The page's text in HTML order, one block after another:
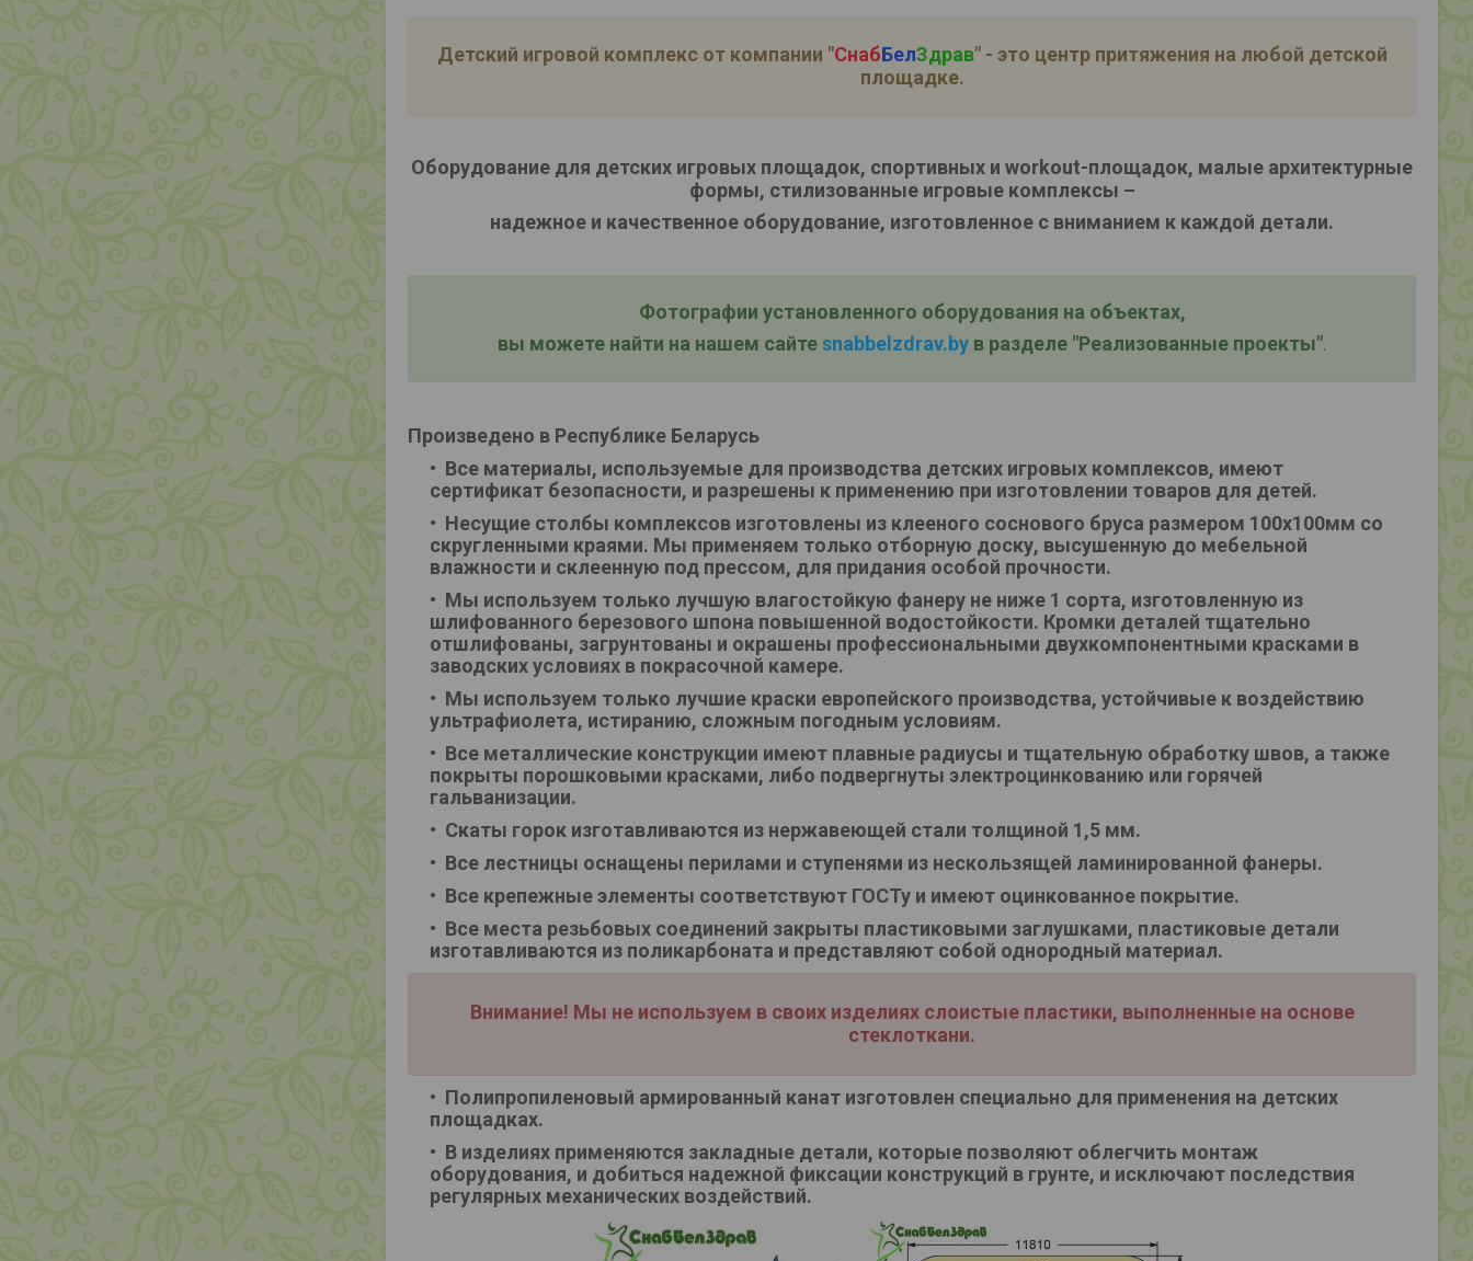
Детский игровой комплекс от компании "СнабБелЗдрав"- это центр притяжения на любой детской
площадке.
Оборудование для детских игровых площадок, спортивных и workout-площадок, малые архитектурные
формы, стилизованные игровые комплексы –
надежное и качественное оборудование, изготовленное с вниманием к каждой детали.
Фотографии установленного оборудования на объектах,
вы можете найти на нашем сайтеsnabbelzdrav.byв разделе "Реализованные проекты".
Произведено в Республике Беларусь
Все материалы, используемые для производства детских игровых комплексов, имеют
сертификат безопасности, и разрешены к применению при изготовлении товаров для детей.
Несущие столбы комплексов изготовлены из клееного соснового бруса размером 100х100мм со
скругленными краями. Мы применяем только отборную доску, высушенную до мебельной
влажности и склеенную под прессом, для придания особой прочности.
Мы используем только лучшую влагостойкую фанеру не ниже 1 сорта, изготовленную из
шлифованного березового шпона повышенной водостойкости. Кромки деталей тщательно
отшлифованы, загрунтованы и окрашены профессиональными двухкомпонентными красками в
заводских условиях в покрасочной камере.
Мы используем только лучшие краски европейского производства, устойчивые к воздействию
ультрафиолета, истиранию, сложным погодным условиям.
Все металлические конструкции имеют плавные радиусы и тщательную обработку швов, а также
покрыты порошковыми красками, либо подвергнуты электроцинкованию или горячей
гальванизации.
Скаты горок изготавливаются из нержавеющей стали толщиной 1,5 мм.
Все лестницы оснащены перилами и ступенями из нескользящей ламинированной фанеры.
Все крепежные элементы соответствуют ГОСТу и имеют оцинкованное покрытие.
Все места резьбовых соединений закрыты пластиковыми заглушками, пластиковые детали
изготавливаются из поликарбоната и представляют собой однородный материал.
Внимание! Мы не используем в своих изделиях слоистые пластики, выполненные на основе
стеклоткани.
Полипропиленовый армированный канат изготовлен специально для применения на детских
площадках.
В изделиях применяются закладные детали, которые позволяют облегчить монтаж
оборудования, и добиться надежной фиксации конструкций в грунте, и исключают последствия
регулярных механических воздействий.